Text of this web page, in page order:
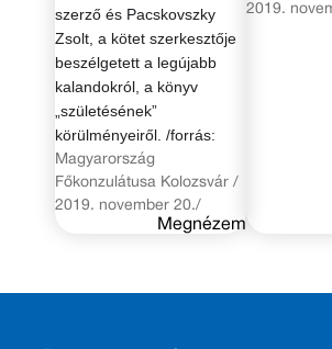
szerző és Pacskovszky
Zsolt, a kötet szerkesztője
beszélgetett a legújabb
kalandokról, a könyv
„születésének”
körülményeiről. /forrás:
Magyarország
Főkonzulátusa Kolozsvár /
2019. november 20./
Megnézem
2019.